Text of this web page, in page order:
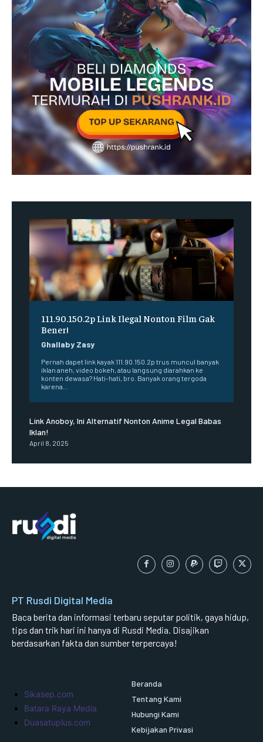
111.90.150.2p Link Ilegal Nonton Film Gak
Bener!
Ghallaby Zasy
Pernah dapet link kayak 111.90.150.2p trus muncul banyak
iklan aneh, video bokeh, atau langsung diarahkan ke
konten dewasa? Hati-hati, bro. Banyak orang tergoda
karena...
Link Anoboy, Ini Alternatif Nonton Anime Legal Babas
Iklan!
April 8, 2025
PT Rusdi Digital Media
Baca berita dan informasi terbaru seputar politik, gaya hidup,
tips dan trik hari ini hanya di Rusdi Media. Disajikan
berdasarkan fakta dan sumber terpercaya!
Sikasep.com
Batara Raya Media
Duasatuplus.com
Beranda
Tentang Kami
Hubungi Kami
Kebijakan Privasi